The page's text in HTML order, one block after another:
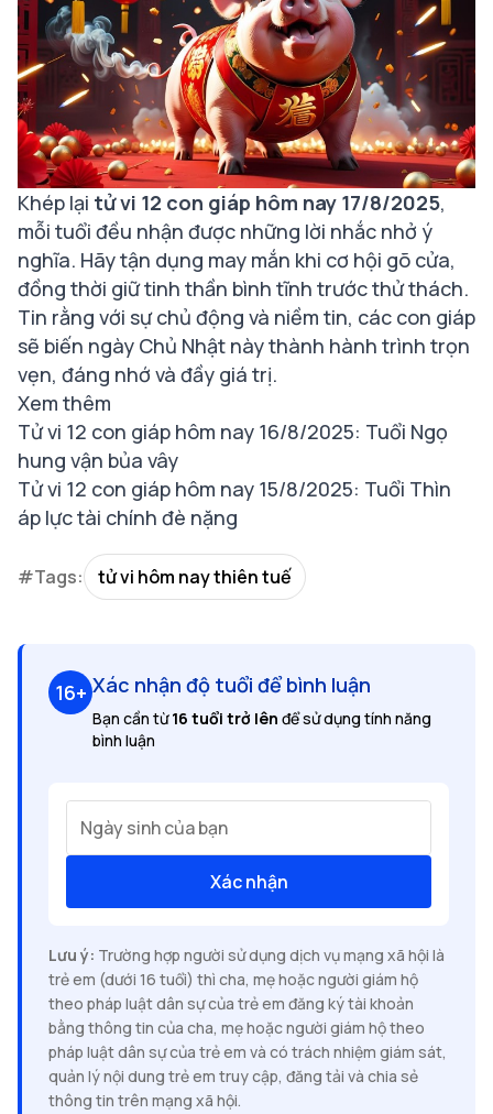
Khép lại tử vi 12 con giáp hôm nay 17/8/2025,
mỗi tuổi đều nhận được những lời nhắc nhở ý
nghĩa. Hãy tận dụng may mắn khi cơ hội gõ cửa,
đồng thời giữ tinh thần bình tĩnh trước thử thách.
Tin rằng với sự chủ động và niềm tin, các con giáp
sẽ biến ngày Chủ Nhật này thành hành trình trọn
vẹn, đáng nhớ và đầy giá trị.
Xem thêm
Tử vi 12 con giáp hôm nay 16/8/2025: Tuổi Ngọ
hung vận bủa vây
Tử vi 12 con giáp hôm nay 15/8/2025: Tuổi Thìn
áp lực tài chính đè nặng
#Tags: tử vi hôm nay thiên tuế
16+ Xác nhận độ tuổi để bình luận
Bạn cần từ16 tuổi trở lên để sử dụng tính năng
bình luận
Ngày sinh của bạn
Xác nhận
Lưu ý: Trường hợp người sử dụng dịch vụ mạng xã hội là
trẻ em (dưới 16 tuổi) thì cha, mẹ hoặc người giám hộ
theo pháp luật dân sự của trẻ em đăng ký tài khoản
bằng thông tin của cha, mẹ hoặc người giám hộ theo
pháp luật dân sự của trẻ em và có trách nhiệm giám sát,
quản lý nội dung trẻ em truy cập, đăng tải và chia sẻ
thông tin trên mạng xã hội.